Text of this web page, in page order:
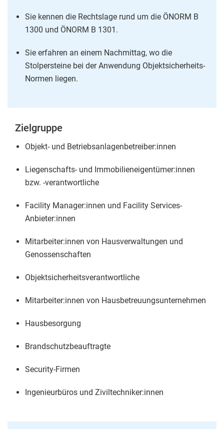
Sie kennen die Rechtslage rund um die ÖNORM B
1300 und ÖNORM B 1301.
Sie erfahren an einem Nachmittag, wo die
Stolpersteine bei der Anwendung Objektsicherheits-
Normen liegen.
Zielgruppe
Objekt- und Betriebsanlagenbetreiber:innen
Liegenschafts- und Immobilieneigentümer:innen
bzw. -verantwortliche
Facility Manager:innen und Facility Services-
Anbieter:innen
Mitarbeiter:innen von Hausverwaltungen und
Genossenschaften
Objektsicherheitsverantwortliche
Mitarbeiter:innen von Hausbetreuungsunternehmen
Hausbesorgung
Brandschutzbeauftragte
Security-Firmen
Ingenieurbüros und Ziviltechniker:innen